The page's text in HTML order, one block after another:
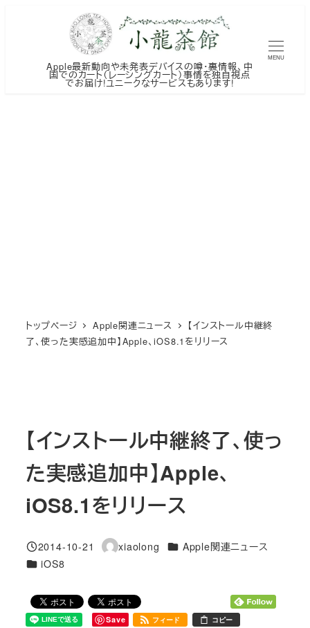
Apple最新動向や未発表デバイスの噂・裏情報、中
国でのカート（レーシングカート）事情を独自視点
でお届け!ユニークなサービスもあります!
MENU
トップページ Apple関連ニュース
【インストール中継終
了、使った実感追加中】Apple、iOS8.1をリリース
【インストール中継終了、使っ
た実感追加中】Apple、
iOS8.1をリリース
投稿日
2014-10-21
著
xiaolong カテゴリー
Apple関連ニュース
カテゴリー
iOS8
Save フィード コピー